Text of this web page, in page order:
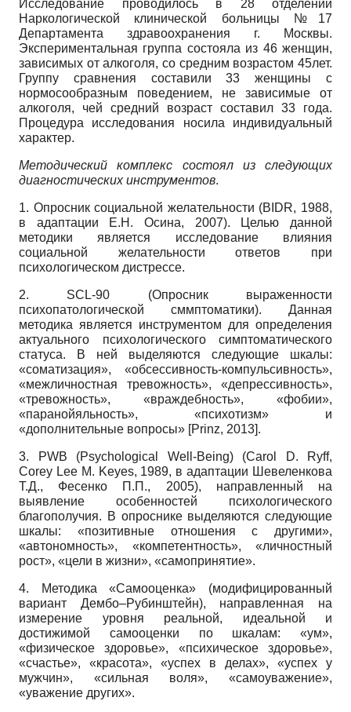
Исследование проводилось в 28 отделении
Наркологической клинической больницы №17
Департамента здравоохранения г. Москвы.
Экспериментальная группа состояла из 46 женщин,
зависимых от алкоголя, со средним возрастом 45лет.
Группу сравнения составили 33 женщины с
нормосообразным поведением, не зависимые от
алкоголя, чей средний возраст составил 33 года.
Процедура исследования носила индивидуальный
характер.
Методический комплекс состоял из следующих
диагностических инструментов.
1. Опросник социальной желательности (BIDR, 1988,
в адаптации Е.Н. Осина, 2007). Целью данной
методики является исследование влияния
социальной желательности ответов при
психологическом дистрессе.
2. SCL-90 (Опросник выраженности
психопатологической сммптоматики). Данная
методика является инструментом для определения
актуального психологического симптоматического
статуса. В ней выделяются следующие шкалы:
«соматизация», «обсессивность-компульсивность»,
«межличностная тревожность», «депрессивность»,
«тревожность», «враждебность», «фобии»,
«паранойяльность», «психотизм» и
«дополнительные вопросы» [Prinz, 2013].
3. PWB (Psychological Well-Being) (Carol D. Ryff,
Corey Lee M. Keyes, 1989, в адаптации Шевеленкова
Т.Д., Фесенко П.П., 2005), направленный на
выявление особенностей психологического
благополучия. В опроснике выделяются следующие
шкалы: «позитивные отношения с другими»,
«автономность», «компетентность», «личностный
рост», «цели в жизни», «самопринятие».
4. Методика «Самооценка» (модифицированный
вариант Дембо–Рубинштейн), направленная на
измерение уровня реальной, идеальной и
достижимой самооценки по шкалам: «ум»,
«физическое здоровье», «психическое здоровье»,
«счастье», «красота», «успех в делах», «успех у
мужчин», «сильная воля», «самоуважение»,
«уважение других».